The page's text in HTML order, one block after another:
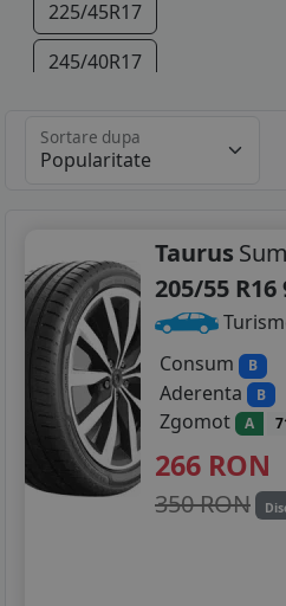
225/45R17
245/40R17
245/35R18
Sortare dupa
Taurus
205/55 R16
Consum
B
Aderenta B
Zgomot A
266 RON
350 RON